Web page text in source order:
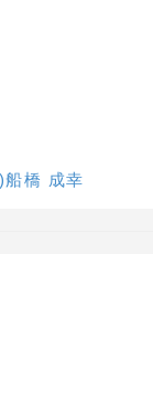
船橋 成幸